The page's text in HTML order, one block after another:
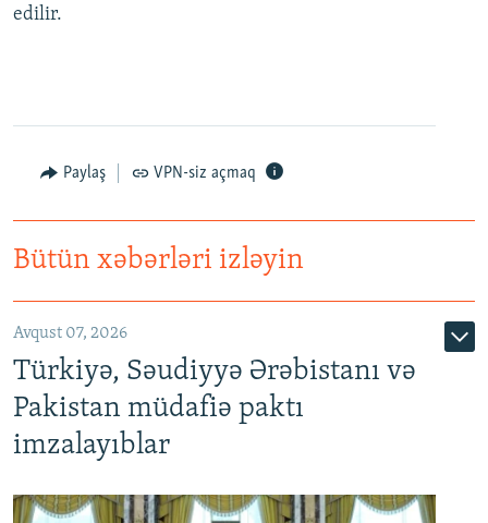
edilir.
Paylaş VPN-siz açmaq
Bütün xəbərləri izləyin
Avqust 07, 2026
Türkiyə, Səudiyyə Ərəbistanı və
Pakistan müdafiə paktı
imzalayıblar